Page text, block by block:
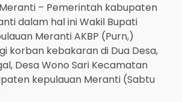
– Pemerintah kabupaten
dalam hal ini Wakil Bupati
Meranti AKBP (Purn,)
korban kebakaran di Dua Desa,
Desa Wono Sari Kecamatan
kepulauan Meranti (Sabtu